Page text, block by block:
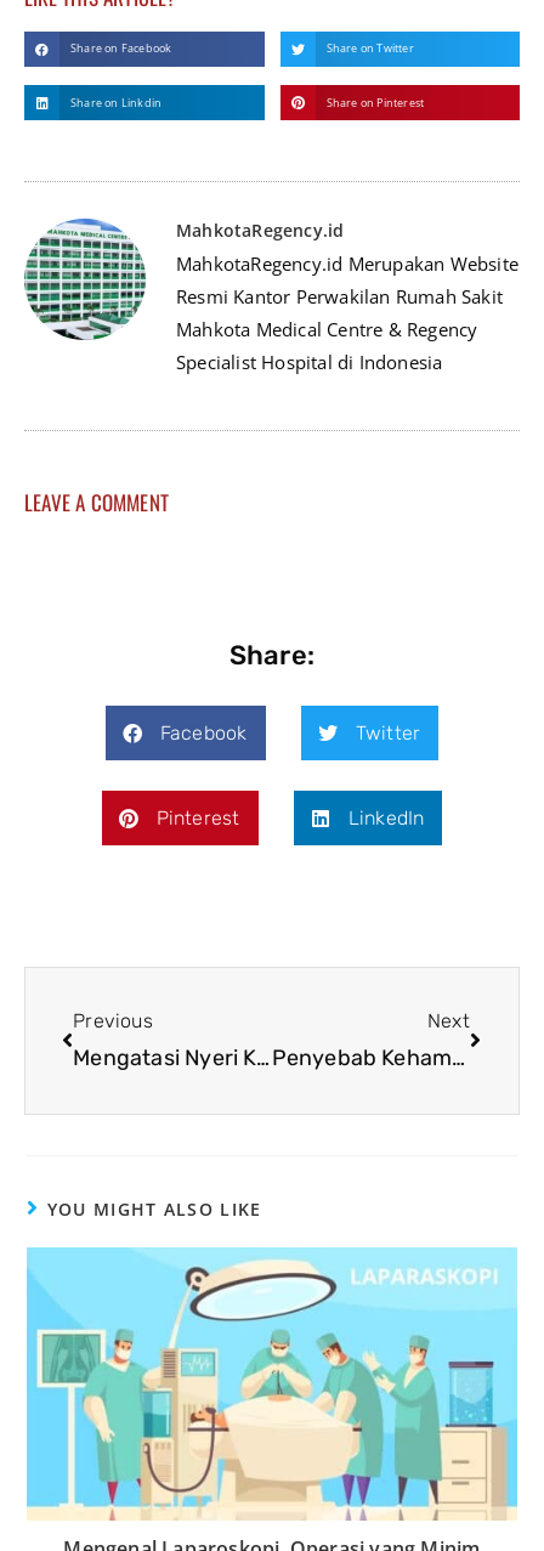
Share on Facebook Share on Twitter
Share on Linkdin Share on Pinterest
MahkotaRegency.id
MahkotaRegency.id Merupakan Website
Resmi Kantor Perwakilan Rumah Sakit
Mahkota Medical Centre & Regency
Specialist Hospital di Indonesia
LEAVE A COMMENT
Share:
Facebook Twitter
Pinterest LinkedIn
Previous
Mengatasi Nyeri Kepala Saat Mengalami Pilek yang Parah
Next
Penyebab Kehamilan Ektopik dan Penangannya yang Tepat
YOU MIGHT ALSO LIKE